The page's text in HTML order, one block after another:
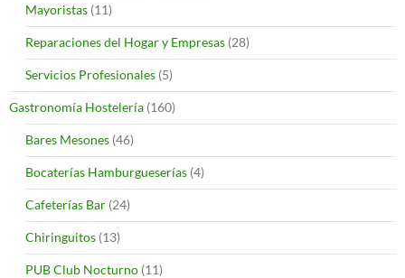
Mayoristas (11)
Reparaciones del Hogar y Empresas (28)
Servicios Profesionales (5)
Gastronomía Hostelería (160)
Bares Mesones (46)
Bocaterías Hamburgueserías (4)
Cafeterías Bar (24)
Chiringuitos (13)
PUB Club Nocturno (11)